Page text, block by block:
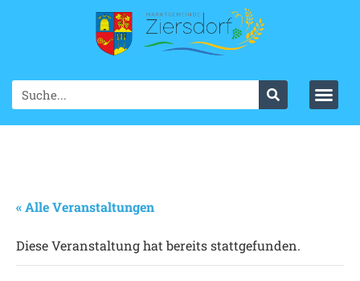
« Alle Veranstaltungen
Diese Veranstaltung hat bereits stattgefunden.